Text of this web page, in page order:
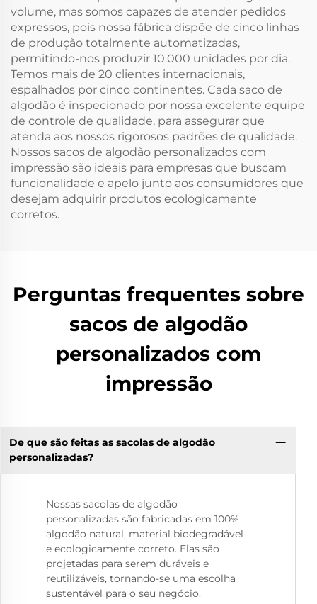
volume, mas somos capazes de atender pedidos
expressos, pois nossa fábrica dispõe de cinco linhas
de produção totalmente automatizadas,
permitindo-nos produzir 10.000 unidades por dia.
Temos mais de 20 clientes internacionais,
espalhados por cinco continentes. Cada saco de
algodão é inspecionado por nossa excelente equipe
de controle de qualidade, para assegurar que
atenda aos nossos rigorosos padrões de qualidade.
Nossos sacos de algodão personalizados com
impressão são ideais para empresas que buscam
funcionalidade e apelo junto aos consumidores que
desejam adquirir produtos ecologicamente
corretos.
Perguntas frequentes sobre
sacos de algodão
personalizados com
impressão
De que são feitas as sacolas de algodão
personalizadas?
Nossas sacolas de algodão
personalizadas são fabricadas em 100%
algodão natural, material biodegradável
e ecologicamente correto. Elas são
projetadas para serem duráveis e
reutilizáveis, tornando-se uma escolha
sustentável para o seu negócio.